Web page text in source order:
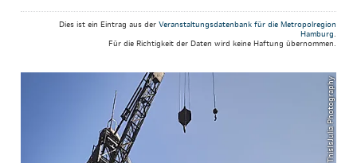
Dies ist ein Eintrag aus der Veranstaltungsdatenbank für die Metropolregion
Hamburg.
Für die Richtigkeit der Daten wird keine Haftung übernommen.
© ThisIsJulia Photography